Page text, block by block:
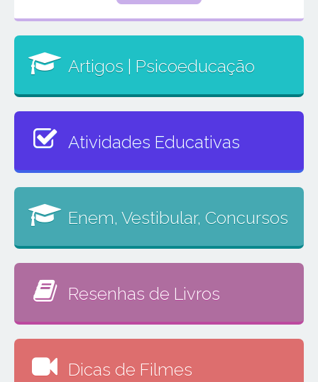
Artigos | Psicoeducação
Atividades Educativas
Enem, Vestibular, Concursos
Resenhas de Livros
Dicas de Filmes